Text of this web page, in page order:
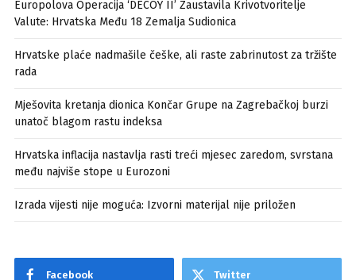
Europolova Operacija ‘DECOY II’ Zaustavila Krivotvoritelje
Valute: Hrvatska Među 18 Zemalja Sudionica
Hrvatske plaće nadmašile češke, ali raste zabrinutost za tržište
rada
Mješovita kretanja dionica Končar Grupe na Zagrebačkoj burzi
unatoč blagom rastu indeksa
Hrvatska inflacija nastavlja rasti treći mjesec zaredom, svrstana
među najviše stope u Eurozoni
Izrada vijesti nije moguća: Izvorni materijal nije priložen
Facebook Twitter